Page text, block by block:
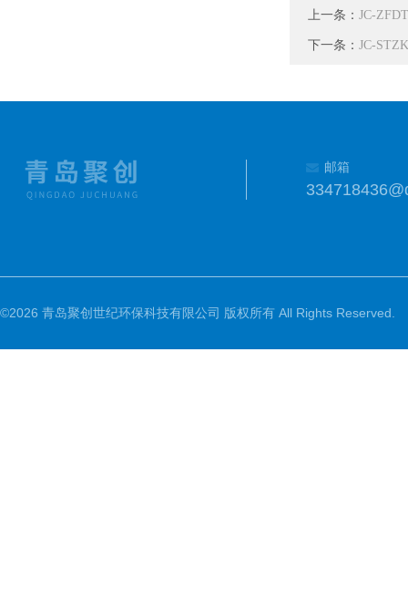
上一条： JC-
下一条： JC-
邮箱
©2026 青岛聚创世纪环保科技有限公司 版权所有 All Rights Reserved.